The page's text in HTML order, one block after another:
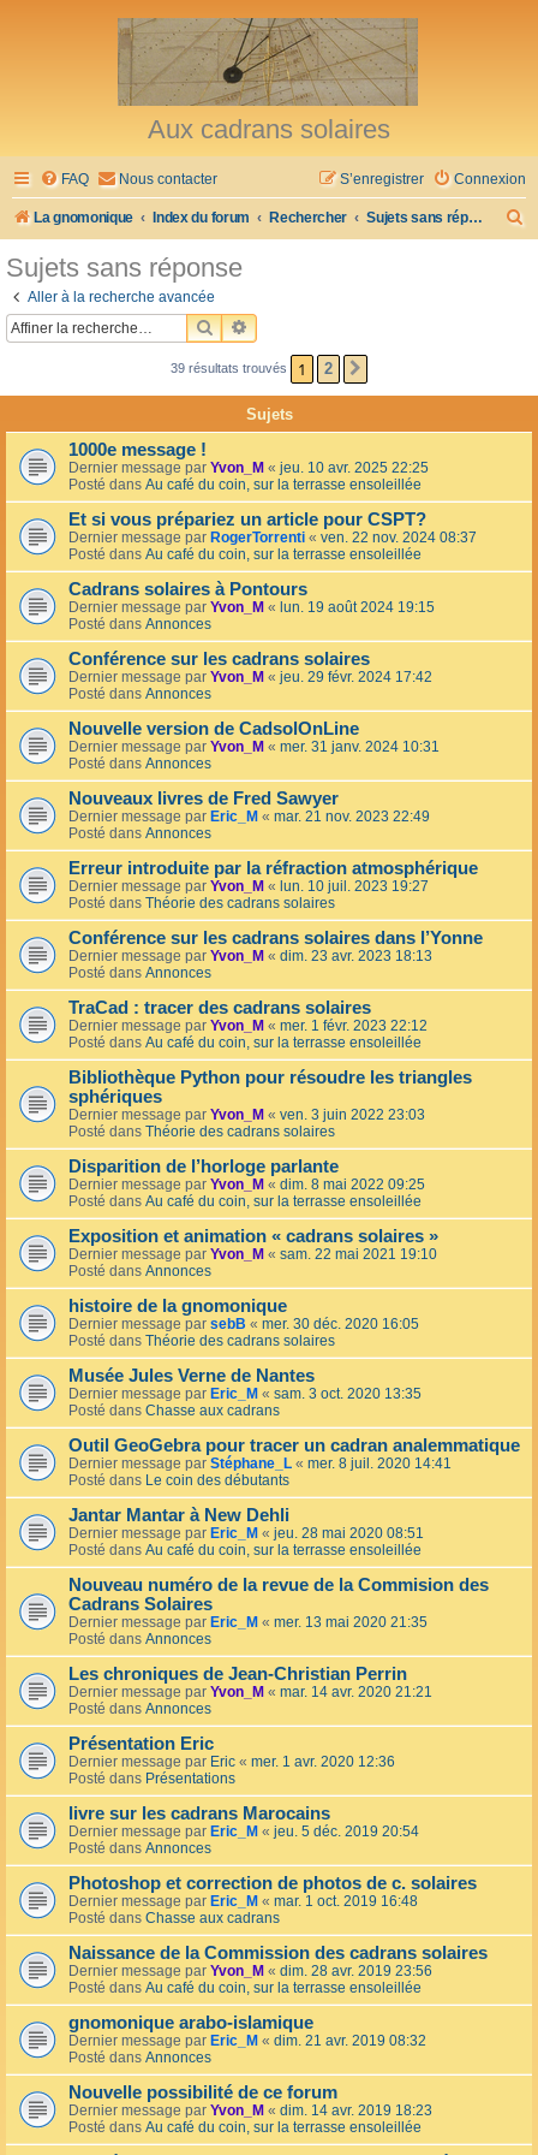
Aux cadrans solaires
FAQ Nous contacter Connexion
S’enregistrer
La gnomonique Index du forum Rechercher Sujets sans réponse
h
r
Sujets sans réponse
Aller à la recherche avancée
RECHERCHER
RECHERCHE AVANCÉE
39 résultats trouvés 1 2
Sujets
1000e message !
Dernier message par Yvon_M « jeu. 10 avr. 2025 22:25
Posté dans Au café du coin, sur la terrasse ensoleillée
Et si vous prépariez un article pour CSPT?
Dernier message par RogerTorrenti « ven. 22 nov. 2024 08:37
Posté dans Au café du coin, sur la terrasse ensoleillée
Cadrans solaires à Pontours
Dernier message par Yvon_M « lun. 19 août 2024 19:15
Posté dans Annonces
Conférence sur les cadrans solaires
Dernier message par Yvon_M « jeu. 29 févr. 2024 17:42
Posté dans Annonces
Nouvelle version de CadsolOnLine
Dernier message par Yvon_M « mer. 31 janv. 2024 10:31
Posté dans Annonces
Nouveaux livres de Fred Sawyer
Dernier message par Eric_M « mar. 21 nov. 2023 22:49
Posté dans Annonces
Erreur introduite par la réfraction atmosphérique
Dernier message par Yvon_M « lun. 10 juil. 2023 19:27
Posté dans Théorie des cadrans solaires
Conférence sur les cadrans solaires dans l’Yonne
Dernier message par Yvon_M « dim. 23 avr. 2023 18:13
Posté dans Annonces
TraCad : tracer des cadrans solaires
Dernier message par Yvon_M « mer. 1 févr. 2023 22:12
Posté dans Au café du coin, sur la terrasse ensoleillée
Bibliothèque Python pour résoudre les triangles
sphériques
Dernier message par Yvon_M « ven. 3 juin 2022 23:03
Posté dans Théorie des cadrans solaires
Disparition de l’horloge parlante
Dernier message par Yvon_M « dim. 8 mai 2022 09:25
Posté dans Au café du coin, sur la terrasse ensoleillée
Exposition et animation « cadrans solaires »
Dernier message par Yvon_M « sam. 22 mai 2021 19:10
Posté dans Annonces
histoire de la gnomonique
Dernier message par sebB « mer. 30 déc. 2020 16:05
Posté dans Théorie des cadrans solaires
Musée Jules Verne de Nantes
Dernier message par Eric_M « sam. 3 oct. 2020 13:35
Posté dans Chasse aux cadrans
Outil GeoGebra pour tracer un cadran analemmatique
Dernier message par Stéphane_L « mer. 8 juil. 2020 14:41
Posté dans Le coin des débutants
Jantar Mantar à New Dehli
Dernier message par Eric_M « jeu. 28 mai 2020 08:51
Posté dans Au café du coin, sur la terrasse ensoleillée
Nouveau numéro de la revue de la Commision des
Cadrans Solaires
Dernier message par Eric_M « mer. 13 mai 2020 21:35
Posté dans Annonces
Les chroniques de Jean-Christian Perrin
Dernier message par Yvon_M « mar. 14 avr. 2020 21:21
Posté dans Annonces
Présentation Eric
Dernier message par Eric « mer. 1 avr. 2020 12:36
Posté dans Présentations
livre sur les cadrans Marocains
Dernier message par Eric_M « jeu. 5 déc. 2019 20:54
Posté dans Annonces
Photoshop et correction de photos de c. solaires
Dernier message par Eric_M « mar. 1 oct. 2019 16:48
Posté dans Chasse aux cadrans
Naissance de la Commission des cadrans solaires
Dernier message par Yvon_M « dim. 28 avr. 2019 23:56
Posté dans Au café du coin, sur la terrasse ensoleillée
gnomonique arabo-islamique
Dernier message par Eric_M « dim. 21 avr. 2019 08:32
Posté dans Annonces
Nouvelle possibilité de ce forum
Dernier message par Yvon_M « dim. 14 avr. 2019 18:23
Posté dans Au café du coin, sur la terrasse ensoleillée